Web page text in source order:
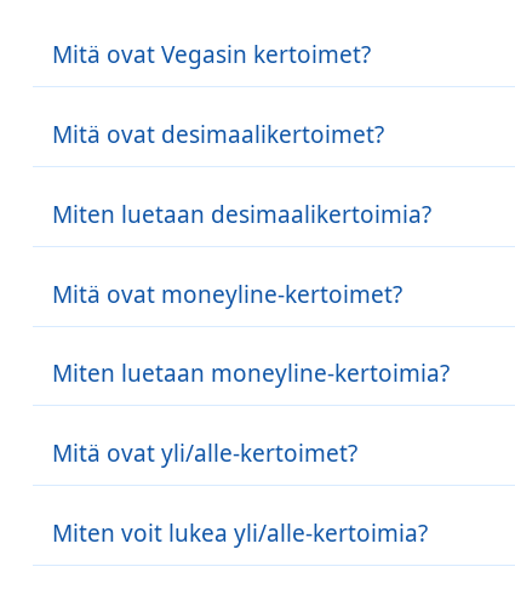
Mitä ovat Vegasin kertoimet?
edustavat tietyn lopputuloksen
Mitä ovat desimaalikertoimet?
esimerkiksi 2.5, ja ne edustavat
Miten luetaan desimaalikertoimia?
2...5, voitat 25 dollaria jokaista panostamaasi 10
Mitä ovat moneyline-kertoimet?
lukuna. Positiivinen luku edustaa
Miten luetaan moneyline-kertoimia?
kerroin, ja rahamäärää, jonka voitat jokaista
Mitä ovat yli/alle-kertoimet?
kokonaismäärästä. Urheiluvedonlyönti asettaa
kokonaispistemäärä tämän linjan.
Miten voit lukea yli/alle-kertoimia?